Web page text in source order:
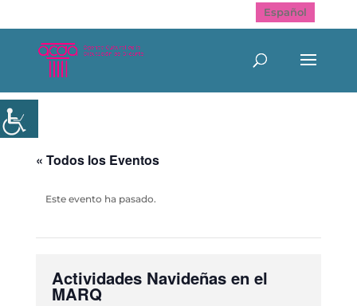
Español
« Todos los Eventos
Este evento ha pasado.
Actividades Navideñas en el
MARQ